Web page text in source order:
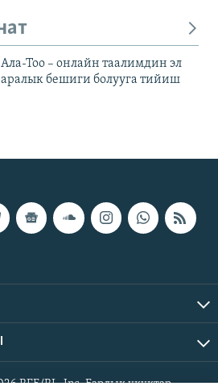
Ала-Тоо – онлайн таалимдин эл
аралык бешиги болууга тийиш